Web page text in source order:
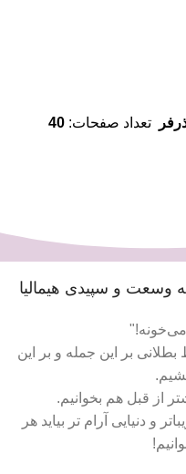
تعداد صفحات:
وسعت و سپیدی هیمالیا
بر این جمله و بر این
از قبل هم بخوانیم.
و دنیایی آرام تر بیاید هر